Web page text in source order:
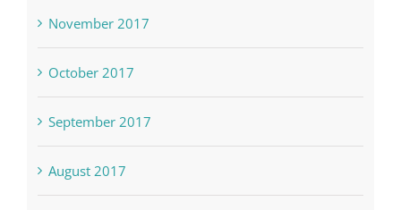
November 2017
October 2017
September 2017
August 2017